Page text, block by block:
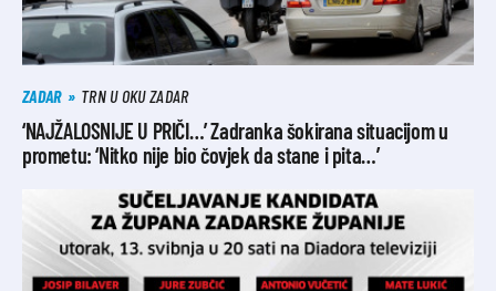
ZADAR TRN U OKU ZADAR
‘NAJŽALOSNIJE U PRIČI…’ Zadranka šokirana situacijom u
prometu: ‘Nitko nije bio čovjek da stane i pita…’